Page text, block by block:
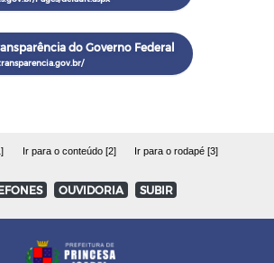
do Governo Federal
Ir para o conteúdo [2] Ir para o rodapé [3]
OUVIDORIA SUBIR